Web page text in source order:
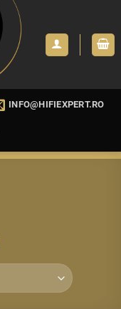
INFO@HIFIEXPERT.RO